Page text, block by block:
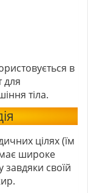
в
для
тіла.
цілях (їм
має широке
завдяки своїй